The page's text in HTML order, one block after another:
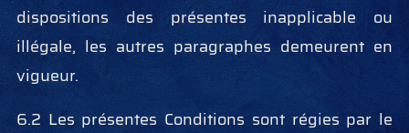
dispositions des présentes inapplicable ou
illégale, les autres paragraphes demeurent en
vigueur.
6.2 Les présentes Conditions sont régies par le